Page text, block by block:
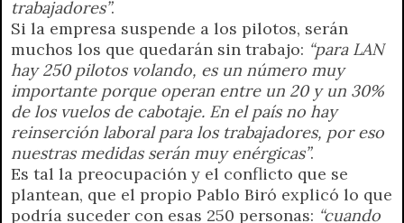
trabajadores”.
Si la empresa suspende a los pilotos, serán
muchos los que quedarán sin trabajo: “para LAN
hay 250 pilotos volando, es un número muy
importante porque operan entre un 20 y un 30%
de los vuelos de cabotaje. En el país no hay
reinserción laboral para los trabajadores, por eso
nuestras medidas serán muy enérgicas”.
Es tal la preocupación y el conflicto que se
plantean, que el propio Pablo Biró explicó lo que
podría suceder con esas 250 personas: “cuando